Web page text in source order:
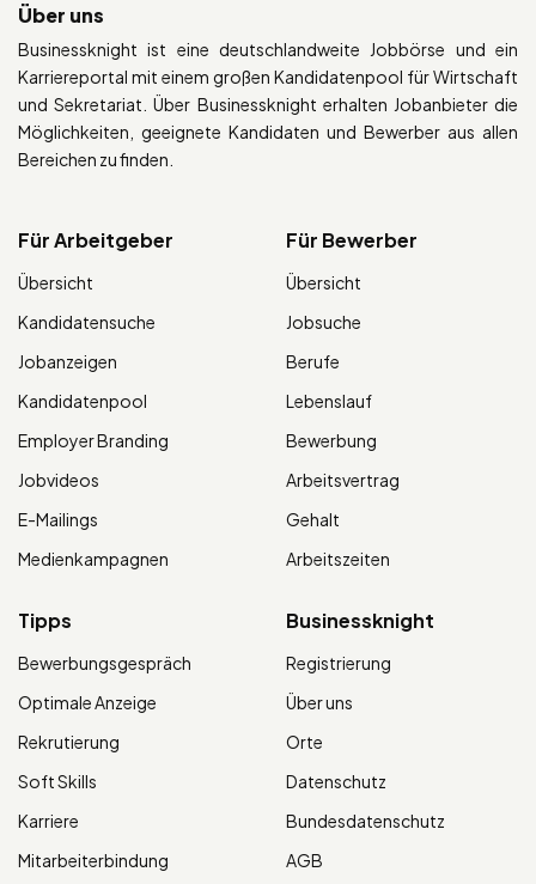
Über uns
Businessknight ist eine deutschlandweite Jobbörse und ein
Karriereportal mit einem großen Kandidatenpool für Wirtschaft
und Sekretariat. Über Businessknight erhalten Jobanbieter die
Möglichkeiten, geeignete Kandidaten und Bewerber aus allen
Bereichen zu finden.
Für Arbeitgeber
Übersicht
Kandidatensuche
Jobanzeigen
Kandidatenpool
Employer Branding
Jobvideos
E-Mailings
Medienkampagnen
Für Bewerber
Übersicht
Jobsuche
Berufe
Lebenslauf
Bewerbung
Arbeitsvertrag
Gehalt
Arbeitszeiten
Tipps
Bewerbungsgespräch
Optimale Anzeige
Rekrutierung
Soft Skills
Karriere
Mitarbeiterbindung
Businessknight
Registrierung
Über uns
Orte
Datenschutz
Bundesdatenschutz
AGB